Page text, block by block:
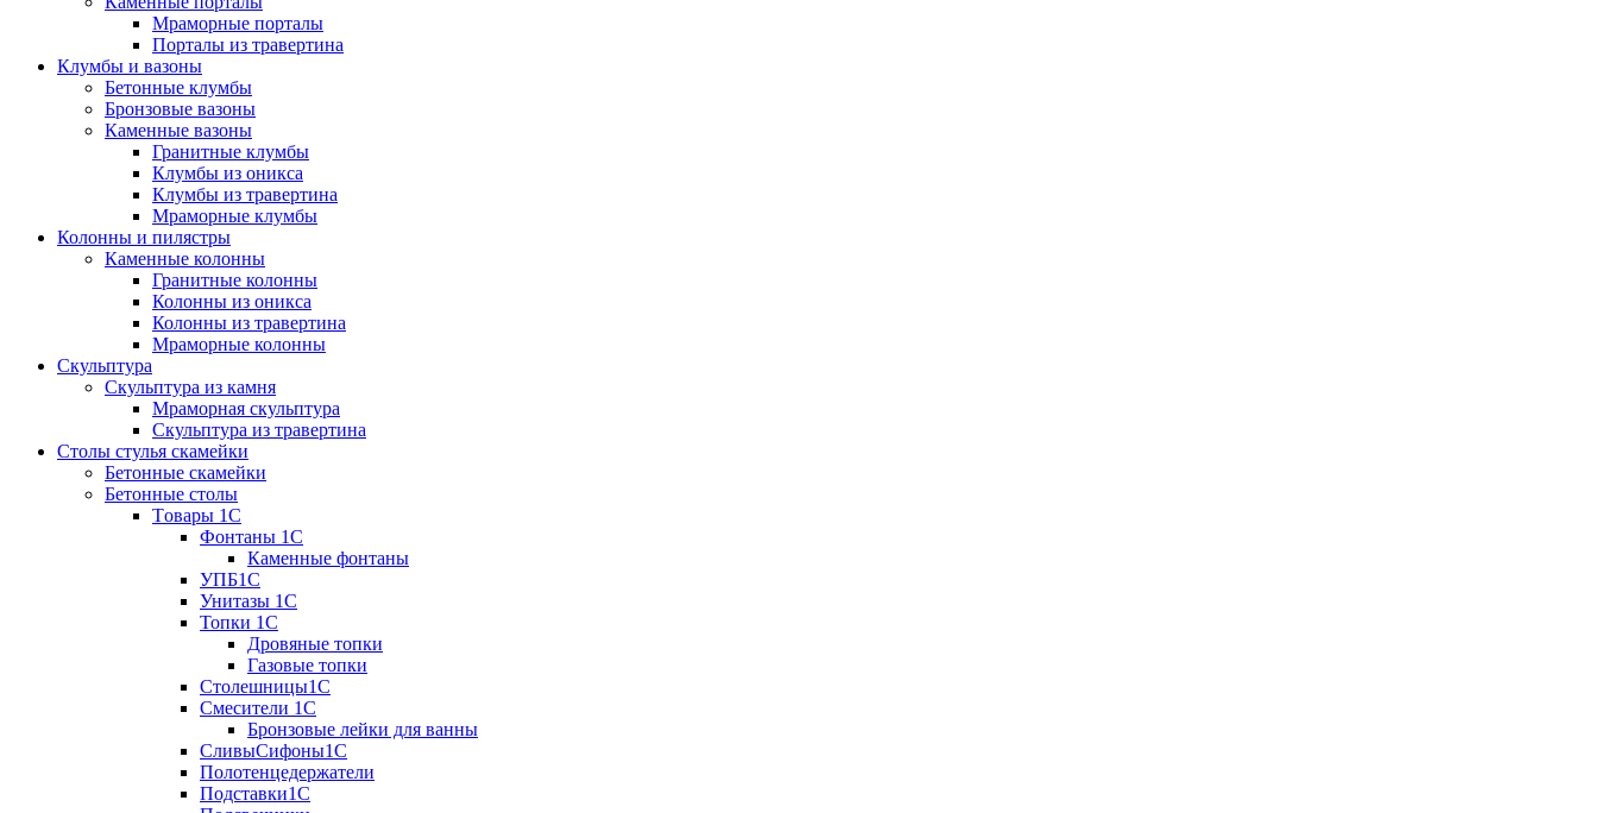
Мраморные порталы
Порталы из травертина
Клумбы и вазоны
Бетонные клумбы
Бронзовые вазоны
Каменные вазоны
Гранитные клумбы
Клумбы из оникса
Клумбы из травертина
Мраморные клумбы
Колонны и пилястры
Каменные колонны
Гранитные колонны
Колонны из оникса
Колонны из травертина
Мраморные колонны
Скульптура
Скульптура из камня
Мраморная скульптура
Скульптура из травертина
Столы стулья скамейки
Бетонные скамейки
Бетонные столы
Tовары 1C
Фонтаны 1C
Каменные фонтаны
УПБ1С
Унитазы 1С
Топки 1С
Дровяные топки
Газовые топки
Столешницы1С
Смесители 1С
Бронзовые лейки для ванны
СливыСифоны1С
Полотенцедержатели
Подставки1С